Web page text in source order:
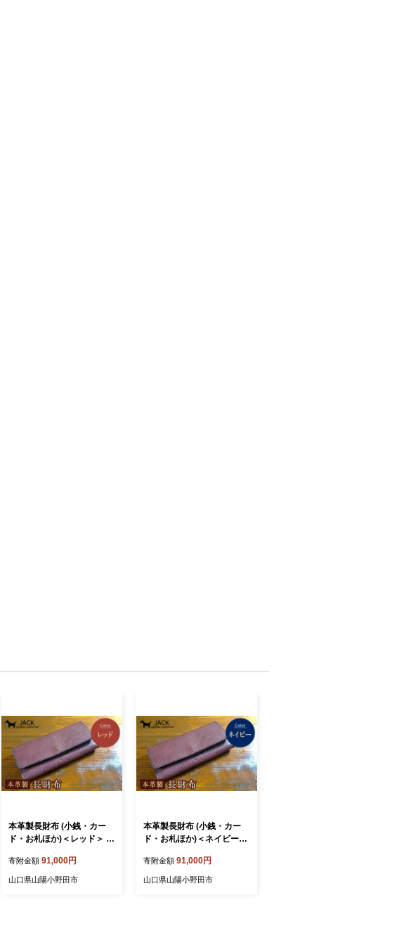
本革製長財布 (小銭・カー
ド・お札ほか)＜レッド＞ 国
布 長財布 ウォレット 本革
レザー 革製品 贈り物 ギフ
寄附金額 91,000円
山口県山陽小野田市
本革製長財布 (小銭・カー
ド・お札ほか)＜ネイビー＞
財布 長財布 ウォレット 本
革 レザー 革製品 贈り物 ギ
寄附金額 91,000円
山口県山陽小野田市